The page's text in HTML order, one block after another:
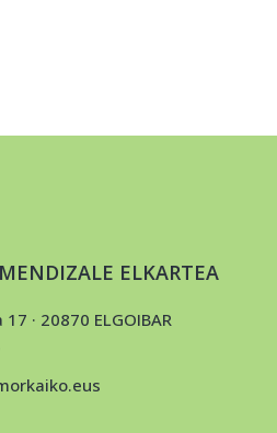
ELKARTEA
· 20870 ELGOIBAR